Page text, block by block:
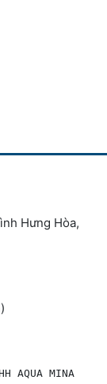
Hưng Hòa,
AQUA MINA